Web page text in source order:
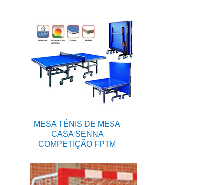
MESA TÉNIS DE MESA
CASA SENNA
COMPETIÇÃO FPTM